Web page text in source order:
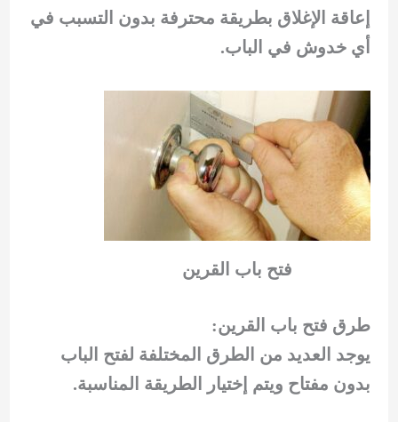
إعاقة الإغلاق بطريقة محترفة بدون التسبب في
أي خدوش في الباب.
فتح باب القرين
طرق فتح باب القرين:
يوجد العديد من الطرق المختلفة لفتح الباب
بدون مفتاح ويتم إختيار الطريقة المناسبة.